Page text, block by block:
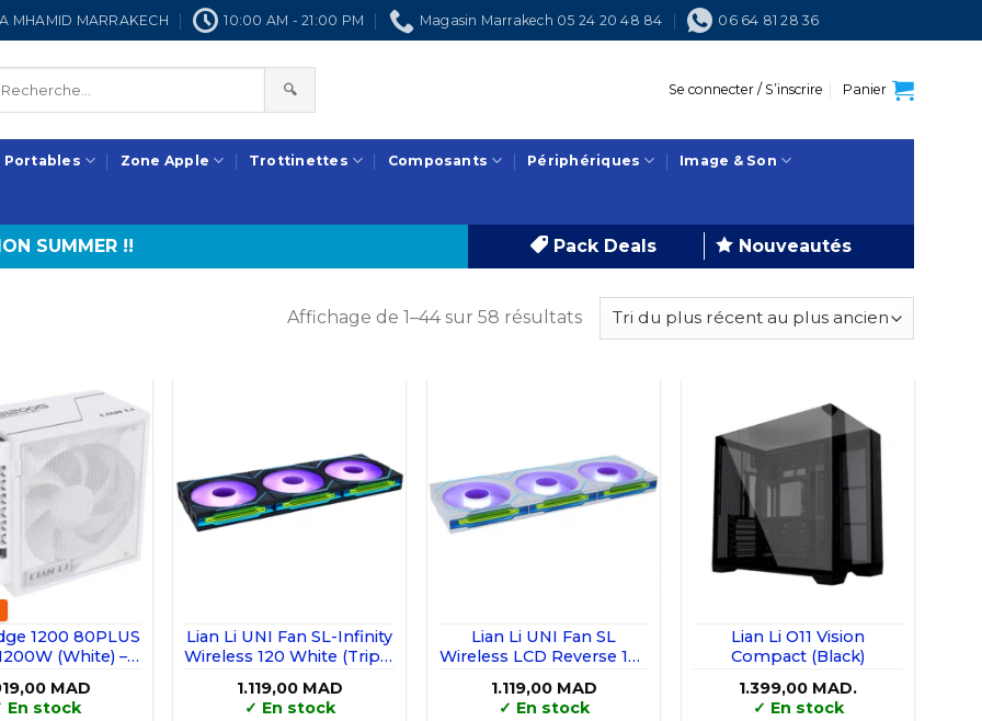
MHAMID MARRAKECH 10:00 AM - 21:00 PM Magasin Marrakech 05 24 20 48 84 06 64 81 28 36
🔍 Se connecter / S’inscrire Panier
Portables Zone Apple Trottinettes Composants Périphériques Image & Son
SUMMER !! Pack Deals Nouveautés
Affichage de 1–44 sur 58 résultatsTrié
du
plus
ancien
1200 80PLUS
(White) –
MAD
En stock
Lian Li UNI Fan SL-Infinity
Wireless 120 White (Triple
1.119,00 MAD
✓ En stock
Lian Li UNI Fan SL
Wireless LCD Reverse 120
1.119,00 MAD
✓ En stock
Lian Li O11 Vision
Compact (Black)
1.399,00 MAD.
✓ En stock